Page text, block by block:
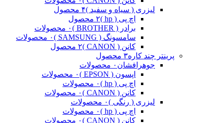
لیزری ( سیاه و سفید )۴ محصول
اچ پی ( hp )
۲ محصول
برادر ( BROTHER )
۰ محصولات
سامسونگ ( SAMSUNG )
۰ محصولات
کانن ( CANON )
۲ محصول
پرینتر چند کاره۳ محصول
جوهرافشان ۰ محصولات
اپسون ( EPSON )
۰ محصولات
اچ پی ( hp )
۰ محصولات
کانن ( CANON )
۰ محصولات
لیزری ( رنگی )۰ محصولات
اچ پی ( hp )
۰ محصولات
کانن ( CANON )
۰ محصولات